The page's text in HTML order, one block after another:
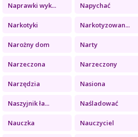
Naprawki wyk... Napychać
Narkotyki Narkotyzowan...
Narożny dom Narty
Narzeczona Narzeczony
Narzędzia Nasiona
Naszyjnik ła... Naśladować
Nauczka Nauczyciel